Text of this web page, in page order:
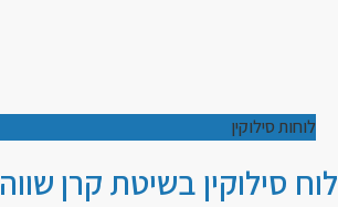
לוחות סילוקין
לוח סילוקין בשיטת קרן שווה